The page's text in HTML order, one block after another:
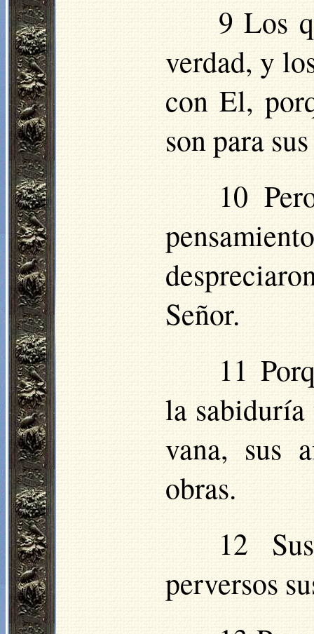
9 Los
verdad, y
con El,
son para
10
Señor.
11
la sabiduría
vana, sus
obras.
12
perversos